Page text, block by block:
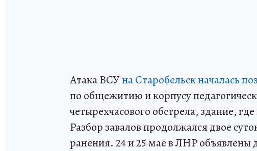
Атака ВСУна Старобельск началась
по общежитию и корпусу
четырехчасового обстрела, здание,
Разбор завалов продолжался двое
ранения. 24 и 25 мае в ЛНР объявлены